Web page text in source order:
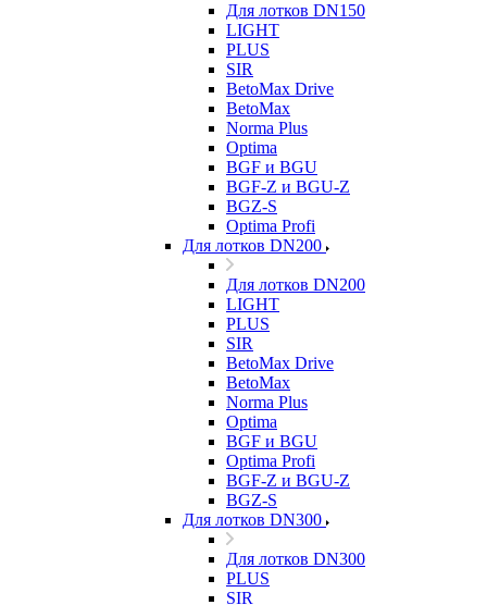
Для лотков DN150
LIGHT
PLUS
SIR
BetoMax Drive
BetoMax
Norma Plus
Optima
BGF и BGU
BGF-Z и BGU-Z
BGZ-S
Optima Profi
Для лотков DN200
Для лотков DN200
LIGHT
PLUS
SIR
BetoMax Drive
BetoMax
Norma Plus
Optima
BGF и BGU
Optima Profi
BGF-Z и BGU-Z
BGZ-S
Для лотков DN300
Для лотков DN300
PLUS
SIR